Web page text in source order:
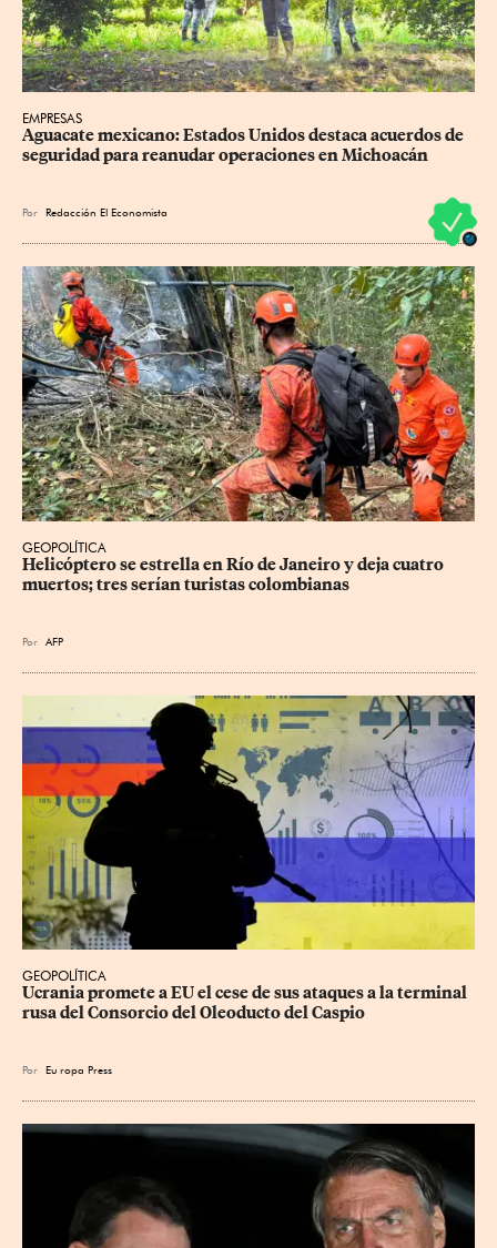
EMPRESAS
Aguacate mexicano: Estados Unidos destaca acuerdos de
seguridad para reanudar operaciones en Michoacán
Por Redacción El Economista
GEOPOLÍTICA
Helicóptero se estrella en Río de Janeiro y deja cuatro
muertos; tres serían turistas colombianas
Por AFP
GEOPOLÍTICA
Ucrania promete a EU el cese de sus ataques a la terminal
rusa del Consorcio del Oleoducto del Caspio
Por Eu ropa Press